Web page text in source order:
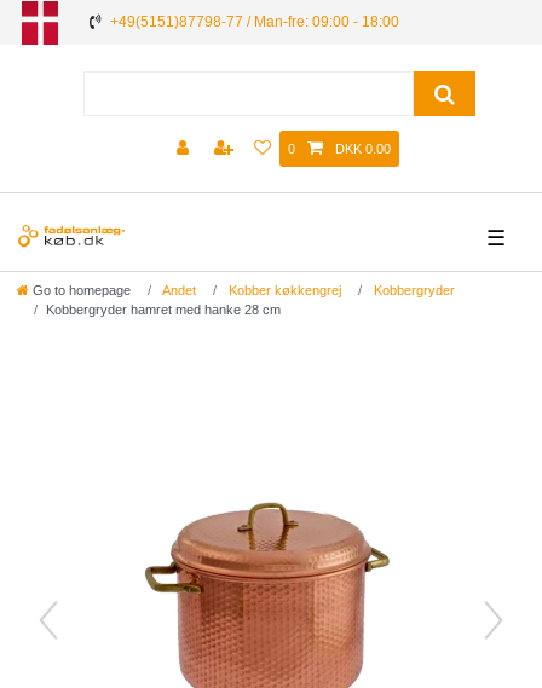
+49(5151)87798-77 / Man-fre: 09:00 - 18:00
0 DKK 0.00
☰
Go to homepage Andet Kobber køkkengrej
Kobbergryder
Kobbergryder hamret med hanke 28 сm